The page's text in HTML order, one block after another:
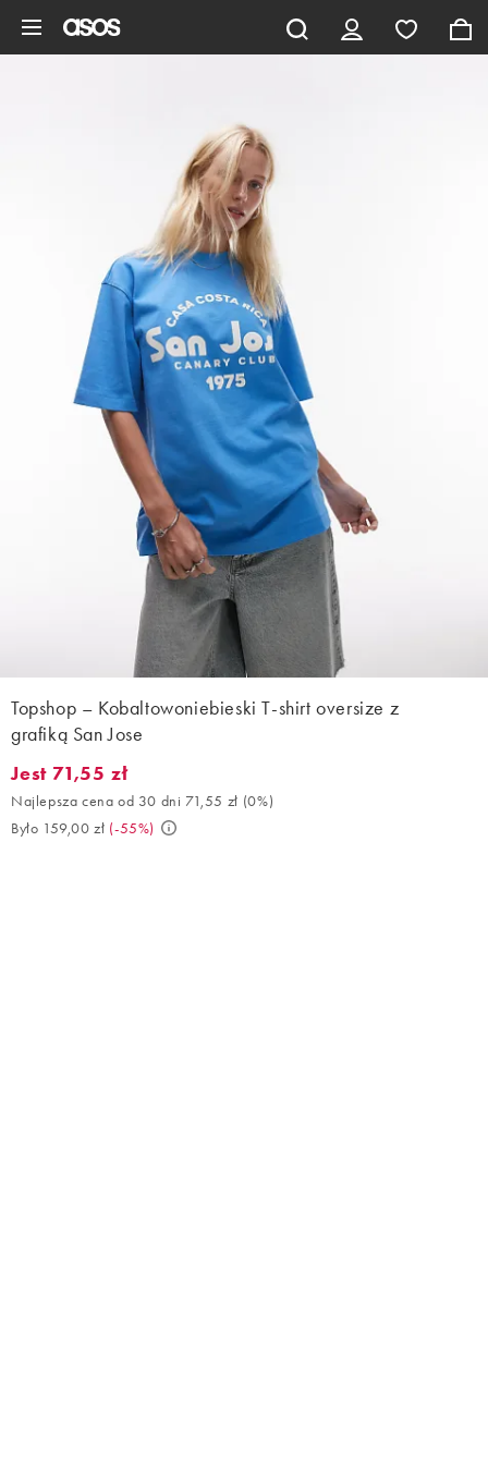
Topshop – Kobaltowoniebieski T-shirt oversize z
grafiką San Jose
Jest 71,55 zł. Najlepsza cena od 30 dni 71,55 zł (0%). Było
Jest 71,55 zł
Najlepsza cena od 30 dni 71,55 zł (0%)
Było 159,00 zł (-55%)